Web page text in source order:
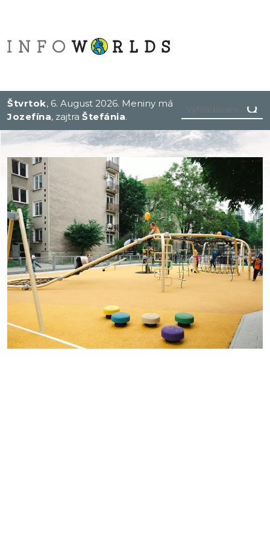
Štvrtok, 6. August 2026. Meniny má
Jozefína, zajtra Štefánia.